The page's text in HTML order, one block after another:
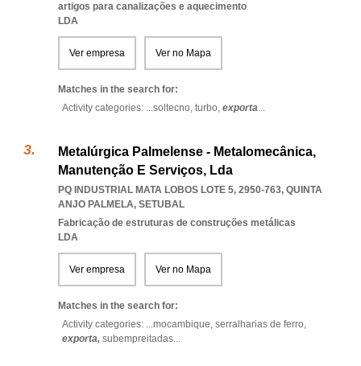
artigos para canalizações e aquecimento
LDA
Ver empresa Ver no Mapa
Matches in the search for:
Activity categories: ...soltecno, turbo, exporta...
Metalúrgica Palmelense - Metalomecânica,
Manutenção E Serviços, Lda
PQ INDUSTRIAL MATA LOBOS LOTE 5, 2950-763, QUINTA
ANJO PALMELA, SETUBAL
Fabricação de estruturas de construções metálicas
LDA
Ver empresa Ver no Mapa
Matches in the search for:
Activity categories: ...mocambique, serralharias de ferro,
exporta, subempreitadas...